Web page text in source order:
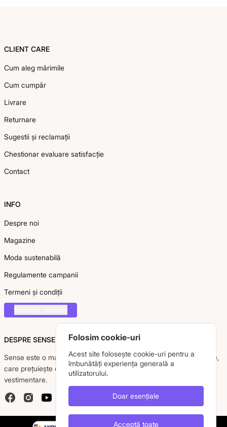
CLIENT CARE
Cum aleg mărimile
Cum cumpăr
Livrare
Returnare
Sugestii și reclamații
Chestionar evaluare satisfacție
Contact
INFO
Despre noi
Magazine
Moda sustenabilă
Regulamente campanii
Termeni și condiții
DESPRE SENSE
Sense este o marcă românească dedicată femeii moderne, active,
care prețuiește eleganța, confortul și calitatea pieselor
vestimentare.
FacebookInstagramYouTube
Folosim cookie-uri
Acest site folosește cookie-uri pentru a
îmbunătăți experiența generală a
utilizatorului.
Doar esențiale
Acceptă toate